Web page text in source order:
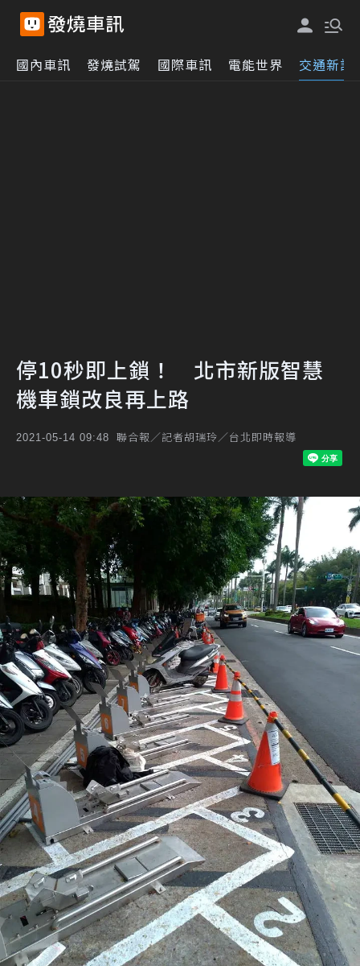
國內車訊 發燒試駕 國際車訊 電能世界 交通新訊
停10秒即上鎖！ 北市新版智慧
機車鎖改良再上路
2021-05-14 09:48 聯合報／記者胡瑞玲／台北即時報導